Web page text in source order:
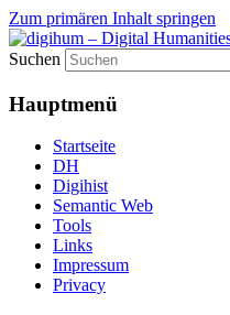
Zum primären Inhalt springen
digihum –
Blog
fibri (find&bring)
Suchen
Hauptmenü
Startseite
DH
Digihist
Semantic Web
Tools
Links
Impressum
Privacy